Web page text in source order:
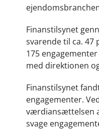
Finanstilsynet
svarende til ca.
175
med direktionen
Finanstilsynet
engagementer.
værdiansættelsen
svage